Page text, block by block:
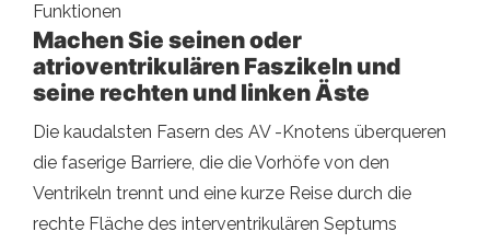
Funktionen
Machen Sie seinen oder
atrioventrikulären Faszikeln und
seine rechten und linken Äste
Die kaudalsten Fasern des AV -Knotens überqueren
die faserige Barriere, die die Vorhöfe von den
Ventrikeln trennt und eine kurze Reise durch die
rechte Fläche des interventrikulären Septums